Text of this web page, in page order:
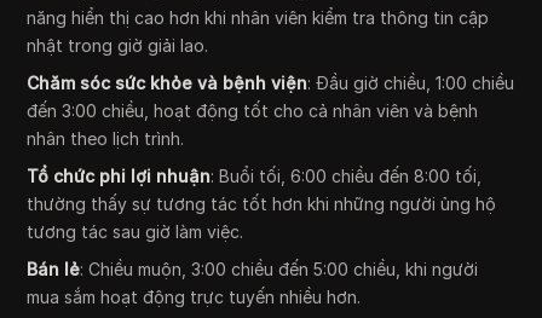
năng hiển thị cao hơn khi nhân viên kiểm tra thông tin cập
nhật trong giờ giải lao.
Chăm sóc sức khỏe và bệnh viện: Đầu giờ chiều, 1:00 chiều
đến 3:00 chiều, hoạt động tốt cho cả nhân viên và bệnh
nhân theo lịch trình.
Tổ chức phi lợi nhuận: Buổi tối, 6:00 chiều đến 8:00 tối,
thường thấy sự tương tác tốt hơn khi những người ủng hộ
tương tác sau giờ làm việc.
Bán lẻ: Chiều muộn, 3:00 chiều đến 5:00 chiều, khi người
mua sắm hoạt động trực tuyến nhiều hơn.